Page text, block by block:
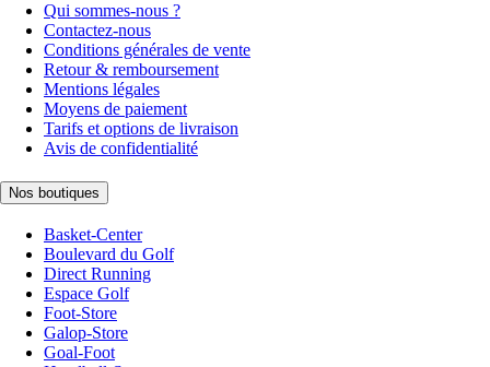
Qui sommes-nous ?
Contactez-nous
Conditions générales de vente
Retour & remboursement
Mentions légales
Moyens de paiement
Tarifs et options de livraison
Avis de confidentialité
Nos boutiques
Basket-Center
Boulevard du Golf
Direct Running
Espace Golf
Foot-Store
Galop-Store
Goal-Foot